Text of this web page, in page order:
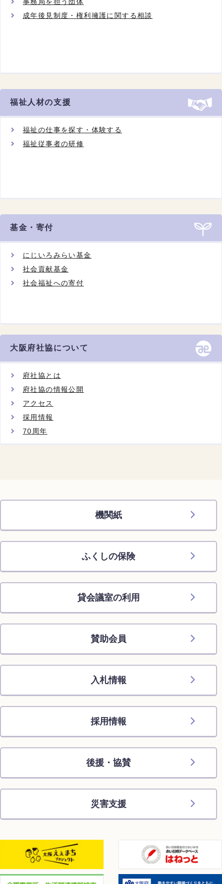
成年後見制度・権利擁護に関する相談
福祉人材の支援
福祉の仕事を探す・体験する
福祉従事者の研修
基金・寄付
にじいろみらい基金
社会貢献基金
社会福祉への寄付
大阪府社協について
府社協とは
府社協の情報公開
アクセス
採用情報
70周年
機関紙
ふくしの保険
貸会議室の利用
賛助会員
入札情報
採用情報
後援・協賛
災害支援